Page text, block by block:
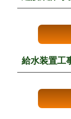
給水装置工